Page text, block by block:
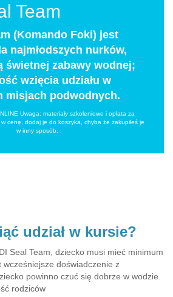
Team
(Komando Foki) jest
najmłodszych nurków,
świetnej zabawy wodnej;
wzięcia udziału w
misjach podwodnych.
Uwaga: materiały szkoleniowe i opłata za
cenę, dodaj je do koszyka, chyba że zakupiłeś je
w inny sposób.
udział w kursie?
Seal Team, dziecko musi mieć minimum
doświadczenie z
powinno czuć się dobrze w wodzie.
rodziców